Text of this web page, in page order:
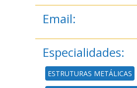
Email:
Especialidades:
ESTRUTURAS METÁLICAS